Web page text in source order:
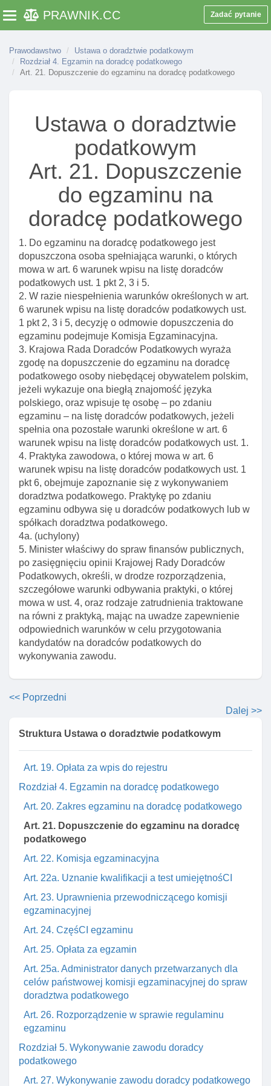
Toggle navigation
PRAWNIK.CC Zadać pytanie
Prawodawstwo
Ustawa o doradztwie podatkowym
Rozdział 4. Egzamin na doradcę podatkowego
Art. 21. Dopuszczenie do egzaminu na doradcę podatkowego
Ustawa o doradztwie
podatkowym
Art. 21. Dopuszczenie
do egzaminu na
doradcę podatkowego
1. Do egzaminu na doradcę podatkowego jest
dopuszczona osoba spełniająca warunki, o których
mowa w art. 6 warunek wpisu na listę doradców
podatkowych ust. 1 pkt 2, 3 i 5.
2. W razie niespełnienia warunków określonych w art.
6 warunek wpisu na listę doradców podatkowych ust.
1 pkt 2, 3 i 5, decyzję o odmowie dopuszczenia do
egzaminu podejmuje Komisja Egzaminacyjna.
3. Krajowa Rada Doradców Podatkowych wyraża
zgodę na dopuszczenie do egzaminu na doradcę
podatkowego osoby niebędącej obywatelem polskim,
jeżeli wykazuje ona biegłą znajomość języka
polskiego, oraz wpisuje tę osobę – po zdaniu
egzaminu – na listę doradców podatkowych, jeżeli
spełnia ona pozostałe warunki określone w art. 6
warunek wpisu na listę doradców podatkowych ust. 1.
4. Praktyka zawodowa, o której mowa w art. 6
warunek wpisu na listę doradców podatkowych ust. 1
pkt 6, obejmuje zapoznanie się z wykonywaniem
doradztwa podatkowego. Praktykę po zdaniu
egzaminu odbywa się u doradców podatkowych lub w
spółkach doradztwa podatkowego.
4a. (uchylony)
5. Minister właściwy do spraw finansów publicznych,
po zasięgnięciu opinii Krajowej Rady Doradców
Podatkowych, określi, w drodze rozporządzenia,
szczegółowe warunki odbywania praktyki, o której
mowa w ust. 4, oraz rodzaje zatrudnienia traktowane
na równi z praktyką, mając na uwadze zapewnienie
odpowiednich warunków w celu przygotowania
kandydatów na doradców podatkowych do
wykonywania zawodu.
<< Poprzedni
Dalej >>
Struktura Ustawa o doradztwie podatkowym
Rozdział 1. Przepisy ogólne
Art. 1. Zakres przedmiotowy ustawy
Art. 2. CzynnośCI doradztwa podatkowego
Art. 3. Podmioty uprawnione do zawodowego
wykonywania czynnośCI doradztwa podatkowego
Art. 4. Inne podmioty uprawnione do zawodowego
wykonywania doradztwa podatkowego
Art. 5. Informacja o przepisach podatkowych a
ustawa
Rozdział 2. Wpis na listę doradców podatkowych
Art. 6. Warunek wpisu na listę doradców
podatkowych
Art. 7. Wpis na listę doradców podatkowych
Art. 8. ślubowanie doradcy podatkowego
Art. 9. Tytuł doradcy podatkowego
Art. 10. Przesłanki skreślenia z listy doradców I utraty
uprawnień
Art. 11. Opłata za wpis na listę
Art. 12. Rozporządzenie w sprawie udostępniania
publicznie listy doradców
Art. 13. Decyzja administracyjna o wpisie na listę lub
odmowie dopuszczenia do egzaminu
Rozdział 3. Wpis do rejestru osób prawnych
uprawnionych do wykonywania doradztwa
podatkowego
Art. 14. Rejestr osób prawnych uprawnionych do
wykonywania doradztwa podatkowego
Art. 15. Oznaczenie "spółka doradztwa
podatkowego"
Art. 16. Przesłanki skreślenia osoby prawnej z
podatkowego
finansów publicznych o wpisie, odmowie wpisu I
skreśleniu z rejestru
Art. 19. Opłata za wpis do rejestru
Rozdział 4. Egzamin na doradcę podatkowego
Art. 20. Zakres egzaminu na doradcę podatkowego
Art. 21. Dopuszczenie do egzaminu na doradcę
podatkowego
Art. 22. Komisja egzaminacyjna
Art. 22a. Uznanie kwalifikacji a test umiejętnośCI
Art. 23. Uprawnienia przewodniczącego komisji
egzaminacyjnej
Art. 24. CzęśCI egzaminu
Art. 25. Opłata za egzamin
Art. 25a. Administrator danych przetwarzanych dla
celów państwowej komisji egzaminacyjnej do spraw
doradztwa podatkowego
Art. 26. Rozporządzenie w sprawie regulaminu
egzaminu
Rozdział 5. Wykonywanie zawodu doradcy
podatkowego
Art. 27. Wykonywanie zawodu doradcy podatkowego